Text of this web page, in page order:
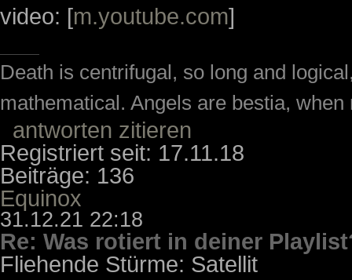
video: [m.youtube.com]
Death is centrifugal, so long and
mathematical. Angels are bestia,
antworten zitieren
Registriert seit: 17.11.18
Beiträge: 136
Equinox
31.12.21 22:18
Re: Was rotiert in deiner
Fliehende Stürme: Satellit